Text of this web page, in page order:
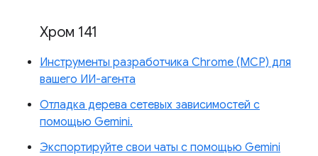
Хром 141
Инструменты разработчика Chrome (MCP) для
вашего ИИ-агента
Отладка дерева сетевых зависимостей с
помощью Gemini.
Экспортируйте свои чаты с помощью Gemini